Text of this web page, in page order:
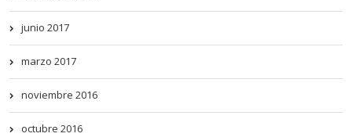
junio 2017
marzo 2017
noviembre 2016
octubre 2016